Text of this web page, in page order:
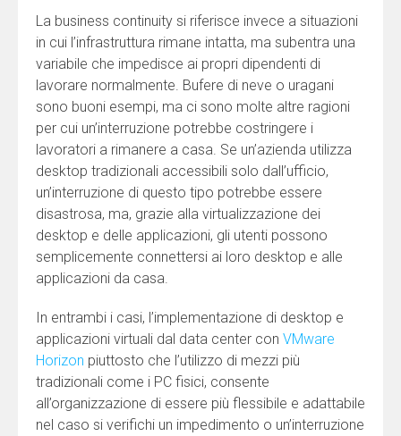
La business continuity si riferisce invece a situazioni
in cui l’infrastruttura rimane intatta, ma subentra una
variabile che impedisce ai propri dipendenti di
lavorare normalmente. Bufere di neve o uragani
sono buoni esempi, ma ci sono molte altre ragioni
per cui un’interruzione potrebbe costringere i
lavoratori a rimanere a casa. Se un’azienda utilizza
desktop tradizionali accessibili solo dall’ufficio,
un’interruzione di questo tipo potrebbe essere
disastrosa, ma, grazie alla virtualizzazione dei
desktop e delle applicazioni, gli utenti possono
semplicemente connettersi ai loro desktop e alle
applicazioni da casa.
In entrambi i casi, l’implementazione di desktop e
applicazioni virtuali dal data center con VMware
Horizon piuttosto che l’utilizzo di mezzi più
tradizionali come i PC fisici, consente
all’organizzazione di essere più flessibile e adattabile
nel caso si verifichi un impedimento o un’interruzione